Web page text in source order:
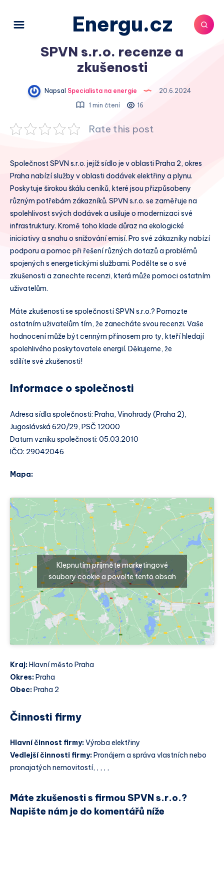
Energu.cz
SPVN s.r.o. recenze a
zkušenosti
Napsal Specialista na energie
20.6.2024
1 min čtení
16
Rate this post
Společnost SPVN s.r.o. jejíž sídlo je v oblasti Praha 2, okres
Praha nabízí služby v oblasti dodávek elektřiny a plynu.
Poskytuje širokou škálu ceníků, které jsou přizpůsobeny
různým potřebám zákazníků. SPVN s.r.o. se zaměřuje na
spolehlivost svých dodávek a usiluje o modernizaci své
infrastruktury. Kromě toho klade důraz na ekologické
iniciativy a snahu o snižování emisí. Pro své zákazníky nabízí
podporu a pomoc při řešení různých dotazů a problémů
spojených s energetickými službami. Podělte se o své
zkušenosti a zanechte recenzi, která může pomoci ostatním
uživatelům.
Máte zkušenosti se společností SPVN s.r.o.? Pomozte
ostatním uživatelům tím, že zanecháte svou recenzi. Vaše
hodnocení může být cenným přínosem pro ty, kteří hledají
spolehlivého poskytovatele energií. Děkujeme, že
sdílíte své zkušenosti!
Informace o společnosti
Adresa sídla společnosti: Praha, Vinohrady (Praha 2),
Jugoslávská 620/29, PSČ 12000
Datum vzniku společnosti: 05.03.2010
IČO: 29042046
Mapa:
Klepnutím přijměte marketingové
soubory cookie a povolte tento obsah
Kraj: Hlavní město Praha
Okres: Praha
Obec: Praha 2
Činnosti firmy
Hlavní činnost firmy:Výroba elektřiny
Vedlejší činnosti firmy:Pronájem a správa vlastních nebo
pronajatých nemovitostí, , , , ,
Máte zkušenosti s firmou SPVN s.r.o.?
Napište nám je do komentářů níže